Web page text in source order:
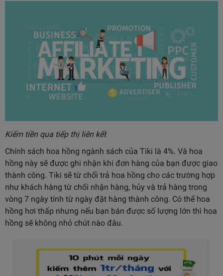
Kiếm tiền qua tiếp thị liên kết
Chính sách hoa hồng ngành sách của Tiki là 4%. Và hoa
hồng này sẽ được ghi nhận khi đơn hàng của bạn được giao
thành công. Tiki sẽ từ chối trả hoa hồng cho các trường hợp
như khách hàng từ chối nhận hàng, hủy và trả hàng trong
vòng 7 ngày tính từ ngày đặt hàng thành công. Có thể hoa
hồng hơi thấp nhưng nếu bạn bán được số lượng lớn thì hoa
hồng sẽ không nhỏ chút nào đâu.